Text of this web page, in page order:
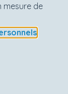
mesure de